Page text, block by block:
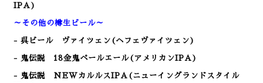
IPA)
～その他の樽生ビール～
- 呉ビール ヴァイツェン(ヘフェヴァイツェン)
- 鬼伝説 18金鬼ペールエール(アメリカンIPA)
- 鬼伝説 NEWカルルスIPA(ニューイングランドスタイル